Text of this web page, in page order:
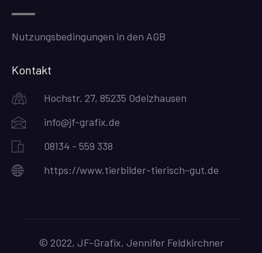
Nutzungsbedingungen in den AGB
Kontakt
Hochstr. 27, 85235 Odelzhausen
info@jf-grafix.de
08134 - 559 338
https://www.tierbilder-tierisch-gut.de
© 2022, JF-Grafix, Jennifer Feldkirchner